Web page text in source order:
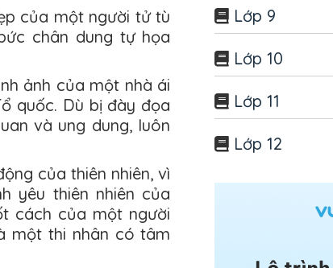
của một người tử tù
chân dung tự họa
ảnh của một nhà ái
quốc. Dù bị đày đọa
và ung dung, luôn
của thiên nhiên, vì
yêu thiên nhiên của
cách của một người
một thi nhân có tâm
Lớp 9
Lớp 10
Lớp 11
Lớp 12